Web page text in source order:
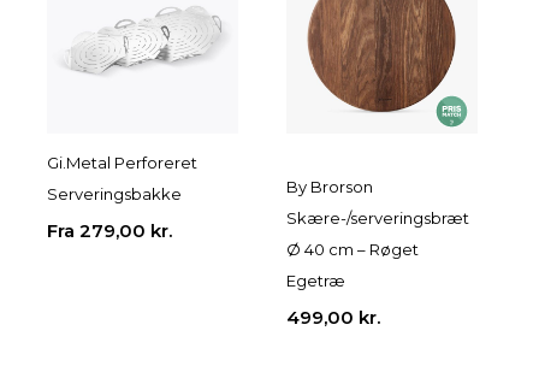
Gi.Metal Perforeret
Serveringsbakke
Fra279,00 kr.
By Brorson
Skære-/serveringsbræt
Ø 40 cm – Røget
Egetræ
499,00 kr.